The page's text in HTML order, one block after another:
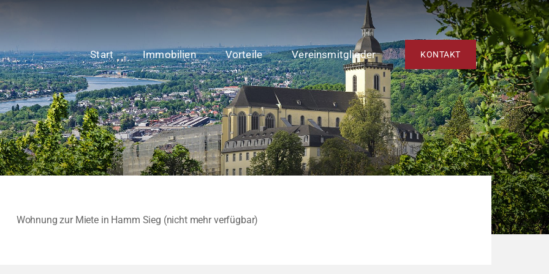
Start Immobilien Vorteile Vereinsmitglieder KONTAKT
Wohnung zur Miete in Hamm Sieg (nicht mehr verfügbar)